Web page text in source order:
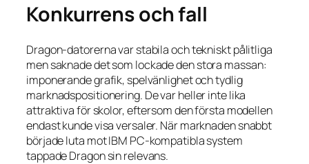
Konkurrens och fall
Dragon-datorerna var stabila och tekniskt pålitliga
men saknade det som lockade den stora massan:
imponerande grafik, spelvänlighet och tydlig
marknadspositionering. De var heller inte lika
attraktiva för skolor, eftersom den första modellen
endast kunde visa versaler. När marknaden snabbt
började luta mot IBM PC-kompatibla system
tappade Dragon sin relevans.